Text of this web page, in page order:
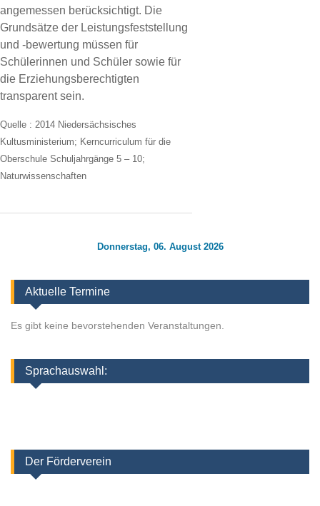
angemessen berücksichtigt. Die
Grundsätze der Leistungsfeststellung
und -bewertung müssen für
Schülerinnen und Schüler sowie für
die Erziehungsberechtigten
transparent sein.
Quelle : 2014 Niedersächsisches
Kultusministerium; Kerncurriculum für die
Oberschule Schuljahrgänge 5 – 10;
Naturwissenschaften
Donnerstag, 06. August 2026
Aktuelle Termine
Es gibt keine bevorstehenden Veranstaltungen.
Sprachauswahl:
Der Förderverein